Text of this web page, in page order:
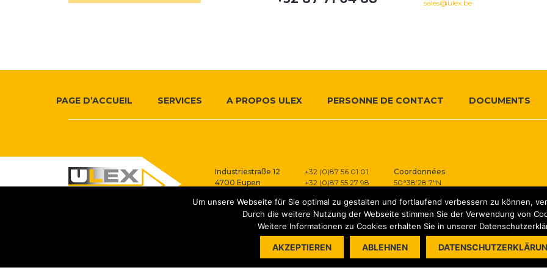
sales@ulex.be
d'informations
Footer
Navigation
PAGE D’ACCUEIL SERVICES A PROPOS ULEX PERSONNE DE CONTACT DOCUMENTS
Industriestraße 12
4700 Eupen
+32 (0)87 56 01 01
+32 (0)87 55 27 98
Coordonnées
50°38’28.7″N
Um unsere Webseite für Sie optimal zu gestalten und fortlaufend verbessern zu können,
Durch die weitere Nutzung der Webseite stimmen Sie der Verwendung von
Weitere Informationen zu Cookies erhalten Sie in unserer
AKZEPTIEREN ABLEHNEN